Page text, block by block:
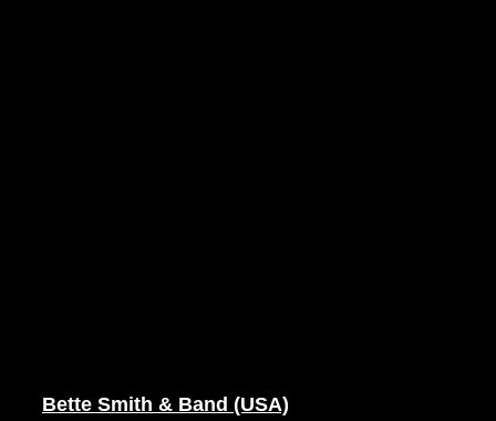
Bette Smith & Band (USA)